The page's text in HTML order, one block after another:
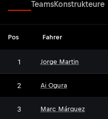
TeamsKonstrukteure
Pos Fahrer
1 Jorge Martin
2 Ai Ogura
3 Marc Márquez